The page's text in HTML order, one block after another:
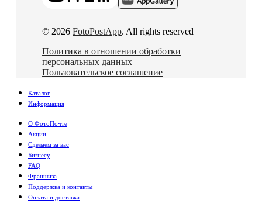
© 2026 FotoPostApp. All rights reserved
Политика в отношении обработки
персональных данных
Пользовательское соглашение
Каталог
Информация
О ФотоПочте
Акции
Сделаем за вас
Бизнесу
FAQ
Франшиза
Поддержка и контакты
Оплата и доставка